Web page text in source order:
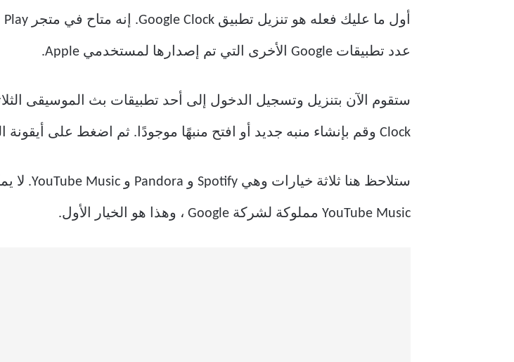
عدد تطبيقات Google الأخرى التي تم إصدارها لمستخدمي Apple.
Clock وقم بإنشاء منبه جديد أو افتح منبهًا موجودًا. ثم اضغط على أيقونة الجرس لتغيير نغمة التنبيه الافتراضية.
YouTube Music مملوكة لشركة Google ، وهذا هو الخيار الأول.